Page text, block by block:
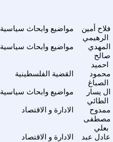
مواضيع وابحاث سياسية
فلاح أمين
الرهيمي
مواضيع وابحاث سياسية
المهدي
صالح
احميد
القضية الفلسطينية
محمود
الصباغ
مواضيع وابحاث سياسية
ال يسار
الطائي
الادارة و الاقتصاد
ممدوح
مصطفى
بعلي
الادارة و الاقتصاد
عادل عبد